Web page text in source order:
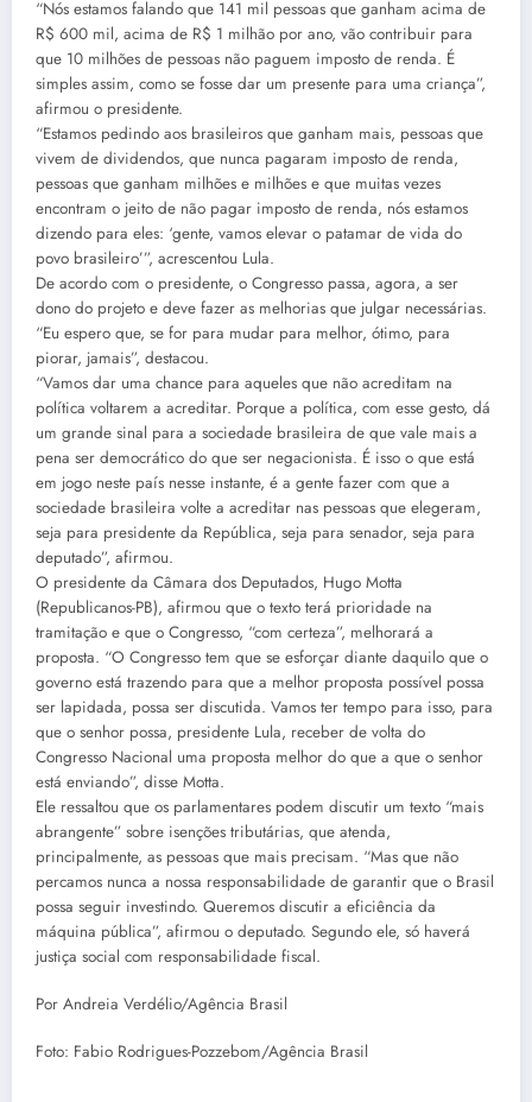
“Nós estamos falando que 141 mil pessoas que ganham acima de
R$ 600 mil, acima de R$ 1 milhão por ano, vão contribuir para
que 10 milhões de pessoas não paguem imposto de renda. É
simples assim, como se fosse dar um presente para uma criança”,
afirmou o presidente.
“Estamos pedindo aos brasileiros que ganham mais, pessoas que
vivem de dividendos, que nunca pagaram imposto de renda,
pessoas que ganham milhões e milhões e que muitas vezes
encontram o jeito de não pagar imposto de renda, nós estamos
dizendo para eles: ‘gente, vamos elevar o patamar de vida do
povo brasileiro’”, acrescentou Lula.
De acordo com o presidente, o Congresso passa, agora, a ser
dono do projeto e deve fazer as melhorias que julgar necessárias.
“Eu espero que, se for para mudar para melhor, ótimo, para
piorar, jamais”, destacou.
“Vamos dar uma chance para aqueles que não acreditam na
política voltarem a acreditar. Porque a política, com esse gesto, dá
um grande sinal para a sociedade brasileira de que vale mais a
pena ser democrático do que ser negacionista. É isso o que está
em jogo neste país nesse instante, é a gente fazer com que a
sociedade brasileira volte a acreditar nas pessoas que elegeram,
seja para presidente da República, seja para senador, seja para
deputado”, afirmou.
O presidente da Câmara dos Deputados, Hugo Motta
(Republicanos-PB), afirmou que o texto terá prioridade na
tramitação e que o Congresso, “com certeza”, melhorará a
proposta. “O Congresso tem que se esforçar diante daquilo que o
governo está trazendo para que a melhor proposta possível possa
ser lapidada, possa ser discutida. Vamos ter tempo para isso, para
que o senhor possa, presidente Lula, receber de volta do
Congresso Nacional uma proposta melhor do que a que o senhor
está enviando”, disse Motta.
Ele ressaltou que os parlamentares podem discutir um texto “mais
abrangente” sobre isenções tributárias, que atenda,
principalmente, as pessoas que mais precisam. “Mas que não
percamos nunca a nossa responsabilidade de garantir que o Brasil
possa seguir investindo. Queremos discutir a eficiência da
máquina pública”, afirmou o deputado. Segundo ele, só haverá
justiça social com responsabilidade fiscal.
Por Andreia Verdélio/Agência Brasil
Foto: Fabio Rodrigues-Pozzebom/Agência Brasil